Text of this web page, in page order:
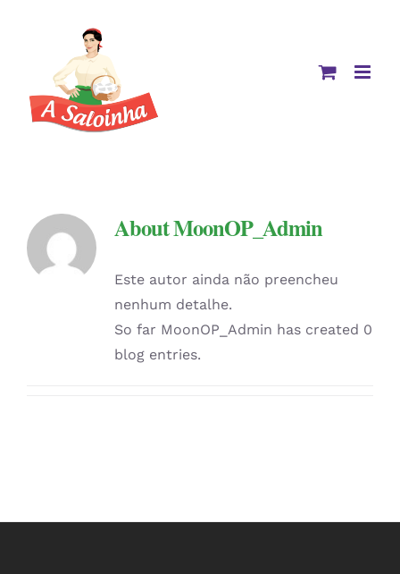
AboutMoonOP_Admin
Este autor ainda não preencheu
nenhum detalhe.
So far MoonOP_Admin has created 0
blog entries.